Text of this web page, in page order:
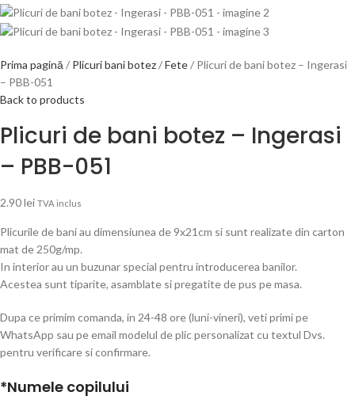
Prima pagină Plicuri bani botez Fete
Plicuri de bani botez – Ingerasi
– PBB-051
Back to products
Plicuri de bani botez – Ingerasi
– PBB-051
2.90lei TVA inclus
Plicurile de bani au dimensiunea de 9x21cm si sunt realizate din carton
mat de 250g/mp.
In interior au un buzunar special pentru introducerea banilor.
Acestea sunt tiparite, asamblate si pregatite de pus pe masa.
Dupa ce primim comanda, in 24-48 ore (luni-vineri), veti primi pe
WhatsApp sau pe email modelul de plic personalizat cu textul Dvs.
pentru verificare si confirmare.
*Numele copilului